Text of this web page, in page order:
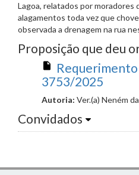
Lagoa, relatados por moradores
alagamentos toda vez que
observada a drenagem na rua
Proposição que deu
Requerimento
3753/2025
Autoria: Ver.(a) Neném
Convidados